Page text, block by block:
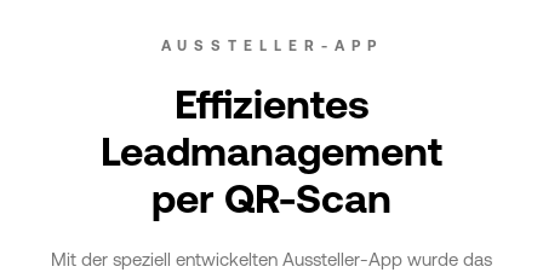
AUSSTELLER-APP
Effizientes
Leadmanagement
per QR-Scan
Mit der speziell entwickelten Aussteller-App wurde das